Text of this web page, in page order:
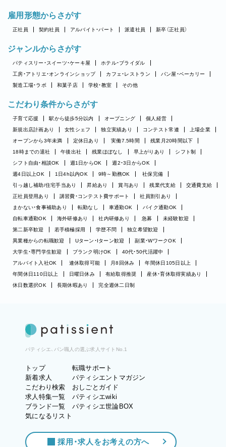
雇用形態からさがす
正社員 契約社員 アルバイト・パート 派遣社員 新卒（正社員）
ジャンルからさがす
パティスリー・スイーツ・ケーキ屋
ホテル・ブライダル
工房・アトリエ・オンラインショップ
カフェ・レストラン
パン屋・ベーカリー
製造工場・ラボ
和菓子店 学校・教室 その他
こだわり条件からさがす
子育て応援 駅から徒歩5分以内 オープニング
個人経営
新規出店計画あり
女性シェフ 独立実績あり コンテスト常連
上場企業
オープンから3年未満
定休日あり 実働7.5時間
残業月20時間以下
18時までの退社
午後出社 残業ほぼなし 早上がりあり
シフト制
シフト自由・相談OK
週1日からOK
週2・3日からOK
週4日以上OK
1日4h以内OK 9時～勤務OK
社保完備
引っ越し補助/住宅手当あり
昇給あり 賞与あり 残業代支給
交通費支給
正社員登用あり
講習費・コンテスト費サポート
社員割引あり
まかない・食事補助あり
転勤なし 車通勤OK
バイク通勤OK
自転車通勤OK
海外研修あり 社内研修あり 急募
未経験歓迎
第二新卒歓迎
若手積極採用 学歴不問
独立希望歓迎
異業種からの転職歓迎
Uターン・Iターン歓迎
副業・WワークOK
大学生・専門学生歓迎
ブランク明けOK
40代・50代活躍中
アルバイト入社OK
連休取得可能 月8回休み
年間休日105日以上
年間休日110日以上
日曜日休み 有給取得推奨
産休・育休取得実績あり
休日数選択OK
長期休暇あり 完全週休二日制
パティシエ、パン職人の選ぶ求人サイトNo.1
トップ
新着求人
こだわり検索
求人特集一覧
ブランド一覧
気になるリスト
転職サポート
パティシエントマガジン
おしごとガイド
パティシエwiki
パティシエ世論BOX
採用・求人をお考えの方へ